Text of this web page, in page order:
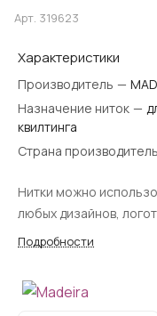
Арт. 319623
Характеристики
Производитель —
Назначение ниток —
квилтинга
Страна производитель
Нитки можно
любых дизайнов,
Подробности